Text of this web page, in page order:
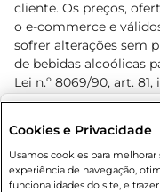
Rio de Janeiro (RJ)
cliente. Os preços,
o e-commerce e
sofrer alterações sem
de bebidas alcoólicas
Lei n.º 8069/90, art.
Adolescente). Preços
prévio. O valor mínimo
80,00.
Cookies e Privacidade
Usamos cookies para melhorar
experiência de navegação,
funcionalidades do site, e